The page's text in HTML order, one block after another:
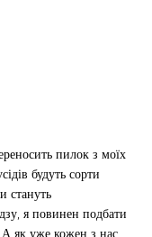
пилок з моїх
будуть сорти
стануть
я повинен подбати